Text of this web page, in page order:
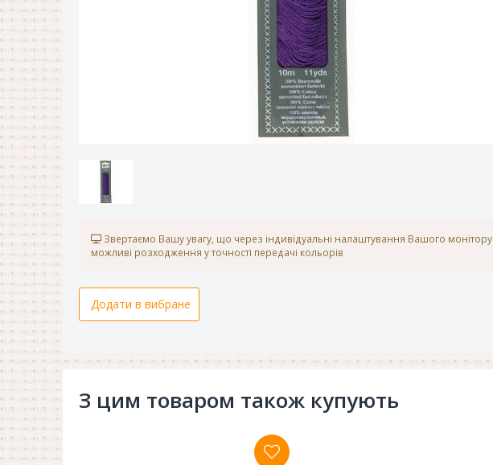
Звертаємо Вашу увагу, що через індивідуальні налаштування Вашого монітору
можливі розходження у точності передачі кольорів
Додати в вибране
З цим товаром також купують